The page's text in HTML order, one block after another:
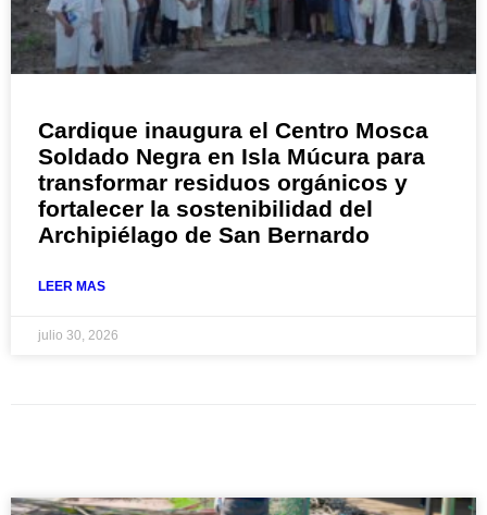
Cardique inaugura el Centro Mosca
Soldado Negra en Isla Múcura para
transformar residuos orgánicos y
fortalecer la sostenibilidad del
Archipiélago de San Bernardo
LEER MAS
julio 30, 2026